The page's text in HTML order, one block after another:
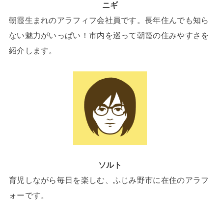
ニギ
朝霞生まれのアラフィフ会社員です。長年住んでも知ら
ない魅力がいっぱい！市内を巡って朝霞の住みやすさを
紹介します。
ソルト
育児しながら毎日を楽しむ、ふじみ野市に在住のアラフ
ォーです。